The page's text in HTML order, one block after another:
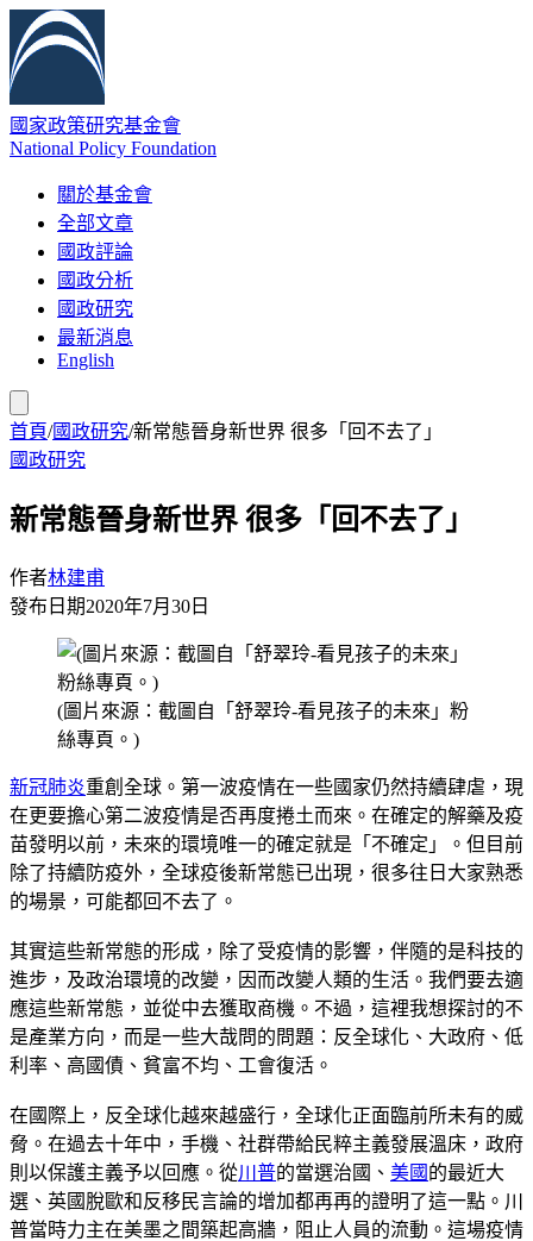
國家政策研究基金會
National Policy Foundation
關於基金會
全部文章
國政評論
國政分析
國政研究
最新消息
English
首頁/國政研究/新常態晉身新世界 很多「回不去了」
國政研究
新常態晉身新世界 很多「回不去了」
作者林建甫
發布日期2020年7月30日
(圖片來源：截圖自「舒翠玲-看見孩子的未來」粉
絲專頁。)
新冠肺炎重創全球。第一波疫情在一些國家仍然持續肆虐，現
在更要擔心第二波疫情是否再度捲土而來。在確定的解藥及疫
苗發明以前，未來的環境唯一的確定就是「不確定」。但目前
除了持續防疫外，全球疫後新常態已出現，很多往日大家熟悉
的場景，可能都回不去了。
其實這些新常態的形成，除了受疫情的影響，伴隨的是科技的
進步，及政治環境的改變，因而改變人類的生活。我們要去適
應這些新常態，並從中去獲取商機。不過，這裡我想探討的不
是產業方向，而是一些大哉問的問題：反全球化、大政府、低
利率、高國債、貧富不均、工會復活。
在國際上，反全球化越來越盛行，全球化正面臨前所未有的威
脅。在過去十年中，手機、社群帶給民粹主義發展溫床，政府
則以保護主義予以回應。從川普的當選治國、 美國 的最近大
選、英國脫歐和反移民言論的增加都再再的證明了這一點。川
普當時力主在美墨之間築起高牆，阻止人員的流動。這場疫情